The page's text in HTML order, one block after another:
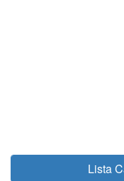
Lista